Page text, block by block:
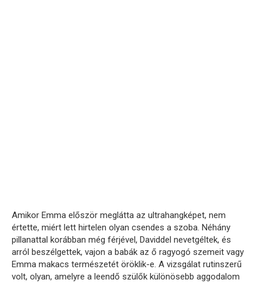
Amikor Emma először meglátta az ultrahangképet, nem
értette, miért lett hirtelen olyan csendes a szoba. Néhány
pillanattal korábban még férjével, Daviddel nevetgéltek, és
arról beszélgettek, vajon a babák az ő ragyogó szemeit vagy
Emma makacs természetét öröklik-e. A vizsgálat rutinszerű
volt, olyan, amelyre a leendő szülők különösebb aggodalom